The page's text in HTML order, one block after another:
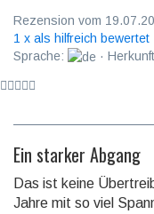
Rezension vom
1 x als hilfreich bewertet
Sprache:
·
Ein starker Abgang
Das ist keine
Jahre mit so viel